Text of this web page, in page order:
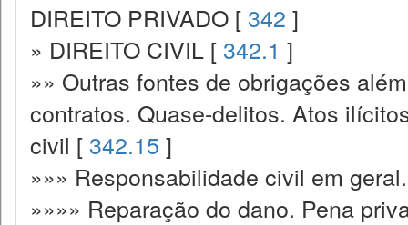
DIREITO PRIVADO [ 342 ]
» DIREITO CIVIL [ 342.1 ]
»» Outras fontes de obrigações
contratos. Quase-delitos. Atos
civil [ 342.15 ]
»»» Responsabilidade civil em
»»»» Reparação do dano. Pena